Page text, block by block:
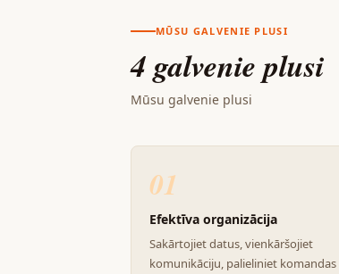
MŪSU GALVENIE PLUSI
4 galvenie plusi
Mūsu galvenie plusi
01
Efektīva organizācija
Sakārtojiet datus, vienkāršojiet
komunikāciju, palieliniet komandas